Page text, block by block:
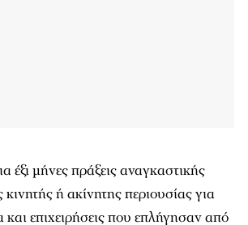
έξι μήνες πράξεις αναγκαστικής
κινητής ή ακίνητης περιουσίας για
επιχειρήσεις που επλήγησαν από